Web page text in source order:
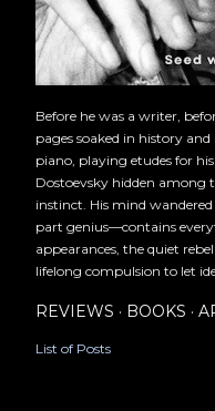
Before he was a writer,
pages soaked in history
piano, playing etudes for
Dostoevsky hidden among
instinct. His mind
part genius—contains
appearances, the quiet
lifelong compulsion to let
REVIEWS BOOKS
List of Posts